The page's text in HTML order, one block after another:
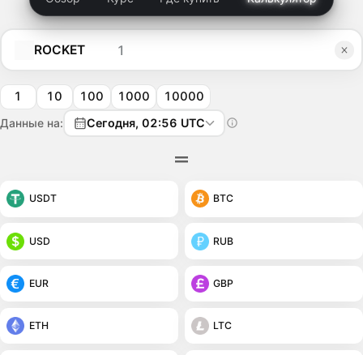
ROCKET
1 10 100 1000 10000
Данные на: Сегодня, 02:56 UTC
USDT BTC
USD RUB
EUR GBP
ETH LTC